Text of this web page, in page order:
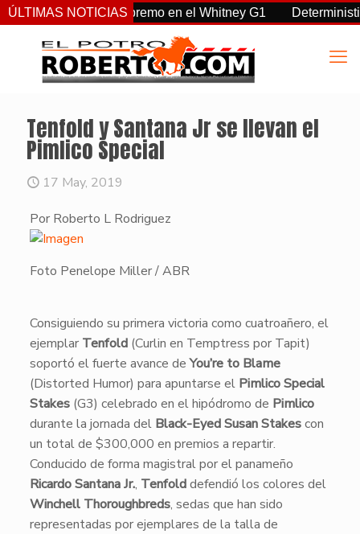
ÚLTIMAS NOTICIASsupremo en el Whitney G1 Deterministic:
Tenfold y Santana Jr se llevan el
Pimlico Special
17 May, 2019
Por Roberto L Rodriguez
Foto Penelope Miller / ABR
​Consiguiendo su primera victoria como cuatroañero, el
ejemplar Tenfold(Curlin en Temptress por Tapit)
soportó el fuerte avance deYou’re to Blame
(Distorted Humor) para apuntarse el Pimlico Special
Stakes(G3) celebrado en el hipódromo de Pimlico
durante la jornada del Black-Eyed Susan Stakescon
un total de $300,000 en premios a repartir.
Conducido de forma magistral por el panameño
Ricardo Santana Jr., Tenfolddefendió los colores del
Winchell Thoroughbreds, sedas que han sido
representadas por ejemplares de la talla de